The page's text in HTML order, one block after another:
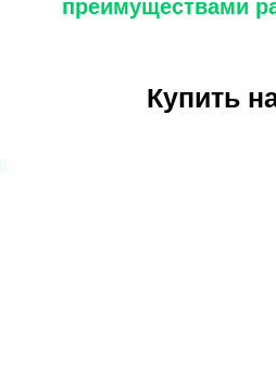
преимуществами
Купить